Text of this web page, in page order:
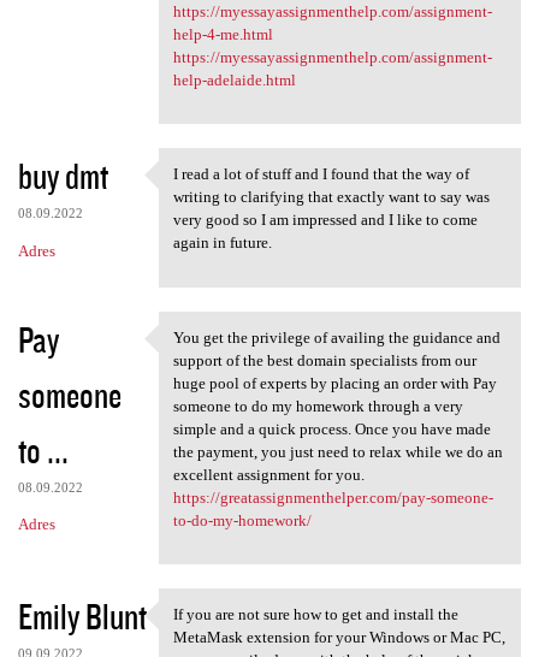
https://myessayassignmenthelp.com/assignment-
help-4-me.html
https://myessayassignmenthelp.com/assignment-
help-adelaide.html
buy dmt
08.09.2022
Adres
I read a lot of stuff and I
I read a lot of stuff and I found that the way of
writing to clarifying that exactly want to say was
very good so I am impressed and I like to come
again in future.
Pay
someone
to ...
08.09.2022
Adres
You get the privilege of
You get the privilege of availing the guidance and
support of the best domain specialists from our
huge pool of experts by placing an order with Pay
someone to do my homework through a very
simple and a quick process. Once you have made
the payment, you just need to relax while we do an
excellent assignment for you.
https://greatassignmenthelper.com/pay-someone-
to-do-my-homework/
Emily Blunt
09.09.2022
If you are not sure how to
If you are not sure how to get and install the
MetaMask extension for your Windows or Mac PC,